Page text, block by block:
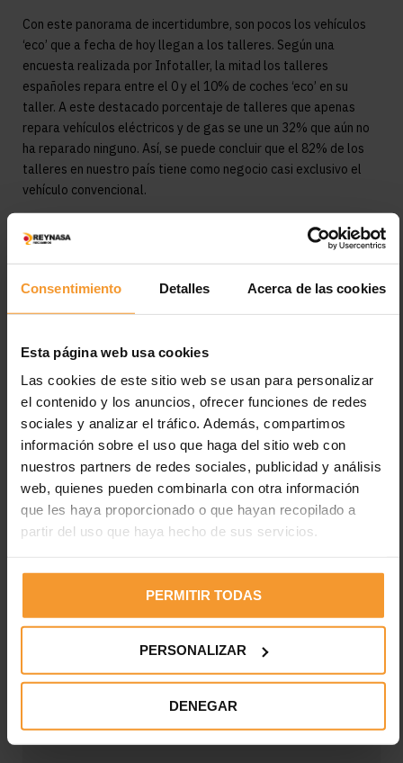
Consentimiento Detalles Acerca de las cookies
Esta página web usa cookies
Las cookies de este sitio web se usan para personalizar
el contenido y los anuncios, ofrecer funciones de redes
sociales y analizar el tráfico. Además, compartimos
información sobre el uso que haga del sitio web con
nuestros partners de redes sociales, publicidad y análisis
web, quienes pueden combinarla con otra información
que les haya proporcionado o que hayan recopilado a
partir del uso que haya hecho de sus servicios.
PERMITIR TODAS
PERSONALIZAR
DENEGAR
Con este panorama de incertidumbre, son pocos los vehículos
‘eco’ que a fecha de hoy llegan a los talleres. Según una
encuesta realizada por Infotaller, la mitad los talleres
españoles repara entre el 0 y el 10% de coches ‘eco’ en su
taller. A este destacado porcentaje de talleres que apenas
repara vehículos eléctricos y de gas se une un 32% que aún no
ha reparado ninguno. Así, se puede concluir que el 82% de los
talleres en nuestro país tiene como negocio casi exclusivo el
vehículo convencional.
Al otro lado se sitúa el 10% de talleres, que repara entre el 10
y el 20% de vehículos ‘eco’ de media en su taller y el 7% que
repara más del 20%.
Etiquetas: eco encuesta
etiqueta medioambiental
talleres
Reynasa
Deja una respuesta
Tu dirección de correo electrónico no será publicada.Los
campos obligatorios están marcados con
*